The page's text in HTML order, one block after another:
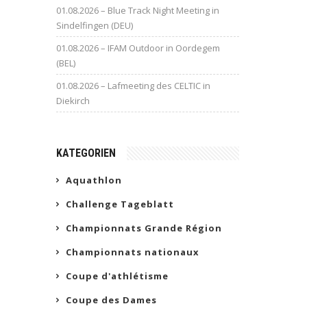
01.08.2026 – Blue Track Night Meeting in
Sindelfingen (DEU)
01.08.2026 – IFAM Outdoor in Oordegem
(BEL)
01.08.2026 – Lafmeeting des CELTIC in
Diekirch
KATEGORIEN
Aquathlon
Challenge Tageblatt
Championnats Grande Région
Championnats nationaux
Coupe d'athlétisme
Coupe des Dames